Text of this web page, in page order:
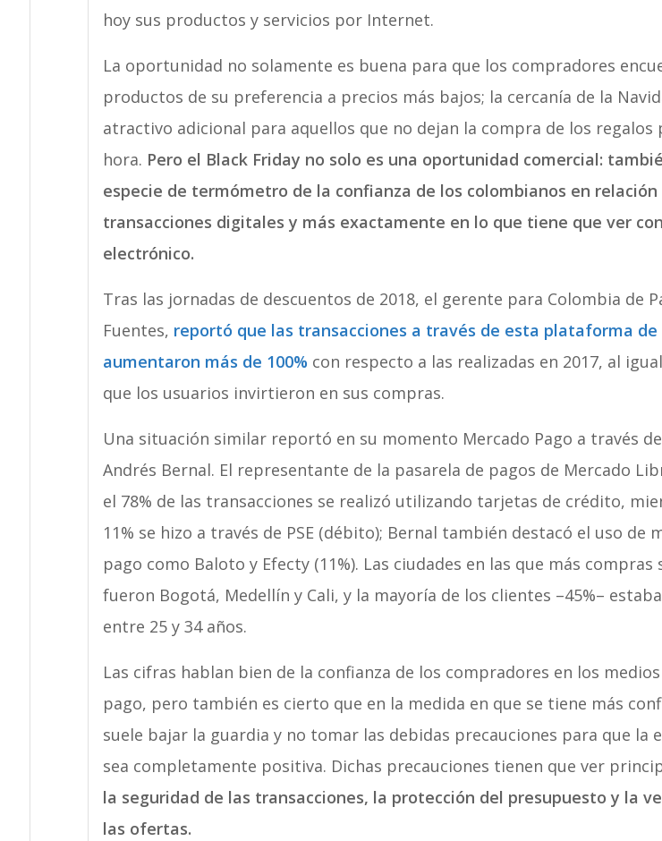
hoy sus productos y servicios por Internet.
La oportunidad no solamente es buena para que los compradores
productos de su preferencia a precios más bajos; la cercanía de la
atractivo adicional para aquellos que no dejan la compra de los regalos
hora. Pero el Black Friday no solo es una oportunidad comercial:
especie de termómetro de la confianza de los colombianos en relación
transacciones digitales y más exactamente en lo que tiene que ver
electrónico.
Tras las jornadas de descuentos de 2018, el gerente para Colombia de
Fuentes, reportó que las transacciones a través de esta plataforma de
aumentaron más de 100% con respecto a las realizadas en 2017, al
que los usuarios invirtieron en sus compras.
Una situación similar reportó en su momento Mercado Pago a través
Andrés Bernal. El representante de la pasarela de pagos de Mercado
el 78% de las transacciones se realizó utilizando tarjetas de crédito,
11% se hizo a través de PSE (débito); Bernal también destacó el uso de
pago como Baloto y Efecty (11%). Las ciudades en las que más compras
fueron Bogotá, Medellín y Cali, y la mayoría de los clientes –45%–
entre 25 y 34 años.
Las cifras hablan bien de la confianza de los compradores en los
pago, pero también es cierto que en la medida en que se tiene más
suele bajar la guardia y no tomar las debidas precauciones para que la
sea completamente positiva. Dichas precauciones tienen que ver
la seguridad de las transacciones, la protección del presupuesto y la
las ofertas.